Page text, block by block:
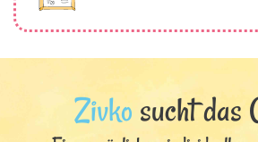
Zivko sucht das